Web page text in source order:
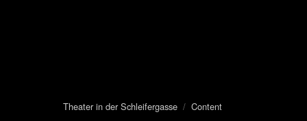
Theater in der Schleifergasse / Content